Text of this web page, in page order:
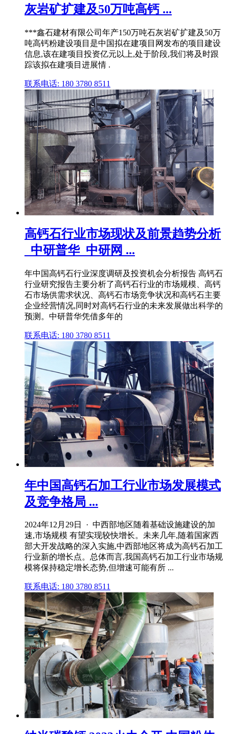
灰岩矿扩建及50万吨高钙 ...
***鑫石建材有限公司年产150万吨石灰岩矿扩建及50万
吨高钙粉建设项目是中国拟在建项目网发布的项目建设
信息,该在建项目投资亿元以上,处于阶段,我们将及时跟
踪该拟在建项目进展情 .
联系电话: 180 3780 8511
高钙石行业市场现状及前景趋势分析
_中研普华_中研网 ...
年中国高钙石行业深度调研及投资机会分析报告 高钙石
行业研究报告主要分析了高钙石行业的市场规模、高钙
石市场供需求状况、高钙石市场竞争状况和高钙石主要
企业经营情况,同时对高钙石行业的未来发展做出科学的
预测。中研普华凭借多年的
联系电话: 180 3780 8511
年中国高钙石加工行业市场发展模式
及竞争格局 ...
2024年12月29日 · 中西部地区随着基础设施建设的加
速,市场规模 有望实现较快增长。未来几年,随着国家西
部大开发战略的深入实施,中西部地区将成为高钙石加工
行业新的增长点。总体而言,我国高钙石加工行业市场规
模将保持稳定增长态势,但增速可能有所 ...
联系电话: 180 3780 8511